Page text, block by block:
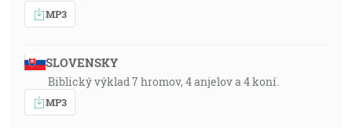
MP3
SLOVENSKY
Biblický výklad 7 hromov, 4 anjelov a 4 koní.
MP3